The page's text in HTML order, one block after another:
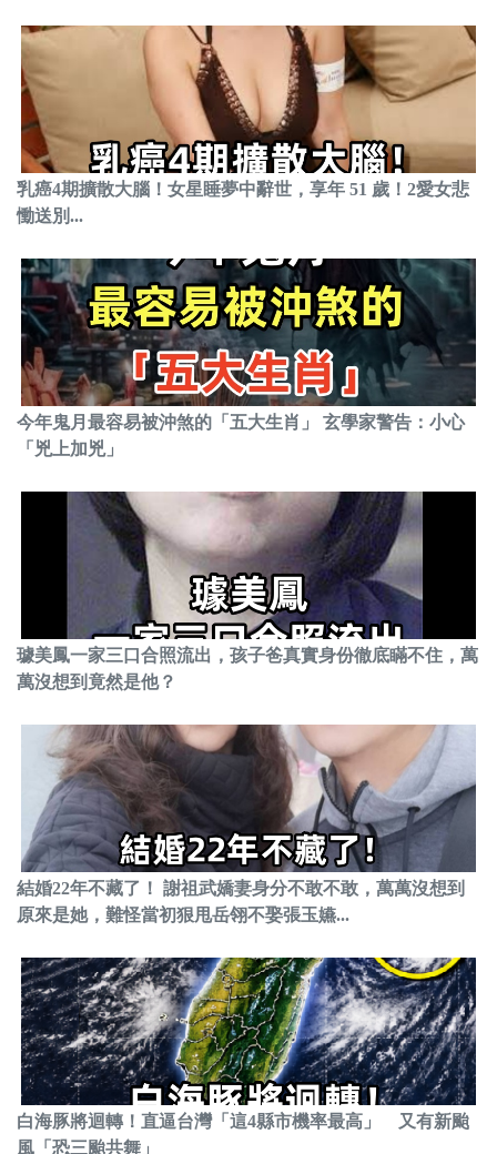
乳癌4期擴散大腦！女星睡夢中辭世，享年 51 歲！2愛女悲
慟送別...
今年鬼月最容易被沖煞的「五大生肖」 玄學家警告：小心
「兇上加兇」
璩美鳳一家三口合照流出，孩子爸真實身份徹底瞞不住，萬
萬沒想到竟然是他？
結婚22年不藏了！ 謝祖武嬌妻身分不敢不敢，萬萬沒想到
原來是她，難怪當初狠甩岳翎不娶張玉嬿...
白海豚將迴轉！直逼台灣「這4縣市機率最高」 又有新颱
風「恐三颱共舞」